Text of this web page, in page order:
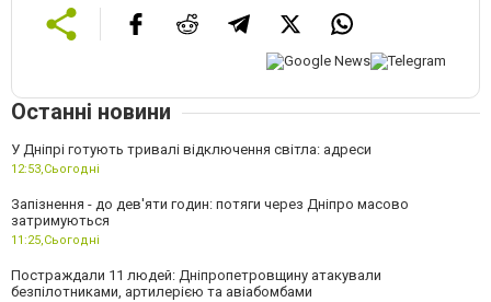
Останні новини
У Дніпрі готують тривалі відключення світла: адреси
12:53, Сьогодні
Запізнення - до дев'яти годин: потяги через Дніпро масово
затримуються
11:25, Сьогодні
Постраждали 11 людей: Дніпропетровщину атакували
безпілотниками, артилерією та авіабомбами